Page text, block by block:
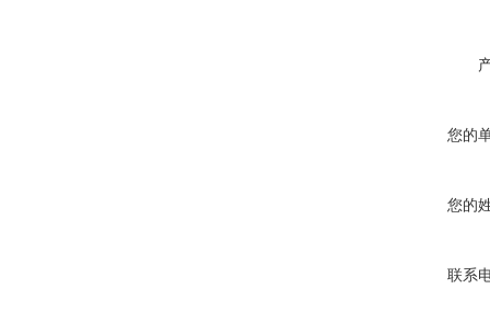
您的
您的
联系